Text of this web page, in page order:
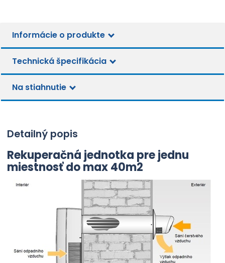
v
í
t
v
í
Informácie o produkte
Technická špecifikácia
Na stiahnutie
Detailný popis
Rekuperačná jednotka pre jednu
miestnosť domax40m2